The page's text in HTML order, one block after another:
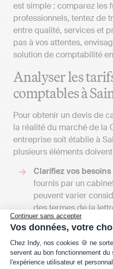
Continuer sans accepter
Vos données, votre
Plateforme de Gestion
Chez Indy, nos cookies 🍪 ne
servent au bon fonctionnement du
l'expérience utilisateur et
est simple : comparez les
professionnels, tentez de
entre qualité, services et
pas à vos attentes,
solution de comptabilité
Analyser les
comptables à
Pour obtenir un devis de
la réalité du marché de la
entreprise soit établie à
plusieurs éléments
Clarifiez vos besoins
fournis par un
peuvent varier
des termes de la
d’expert-comptable
étendue de
le nombre de
En échangeant